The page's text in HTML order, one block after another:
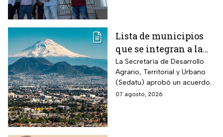
Lista de municipios
que se integran a la
Zona Metropolitana
del Valle de México
La Secretaría de Desarrollo
Agrario, Territorial y Urbano
(Sedatu) aprobó un acuerdo
para que se integren más
07 agosto, 2026